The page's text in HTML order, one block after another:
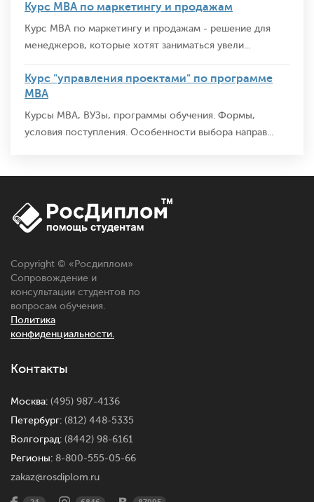
Курс MBA по маркетингу и продажам
Курс MBA по маркетингу и продажам - решение для
менеджеров, которые хотят заниматься увели...
Курс "управления проектами" по программе
MBA
Курсы MBA, ВУЗы, программы обучения. Формы,
условия поступления. Особенности выбора направ...
Copyright © « Росдиплом»
Сопровождение и
консультации студентов по
вопросам обучения.
Политика
конфиденциальности.
Контакты
Москва: (495) 987-4136
Петербург: (812) 448-5335
Волгоград: (8442) 98-6161
Регионы: 8-800-555-05-66
zakaz@rosdiplom.ru